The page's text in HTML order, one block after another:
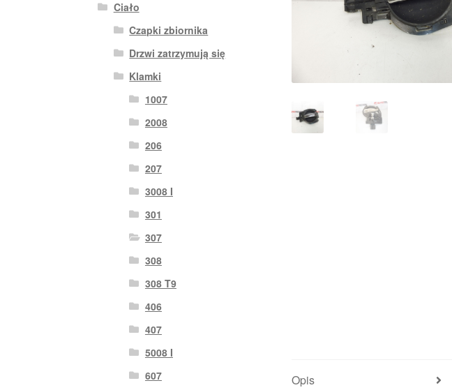
Opis
Ciało
Czapki zbiornika
Drzwi zatrzymują się
Klamki
1007
2008
206
207
3008 I
301
307
308
308 T9
406
407
5008 I
607